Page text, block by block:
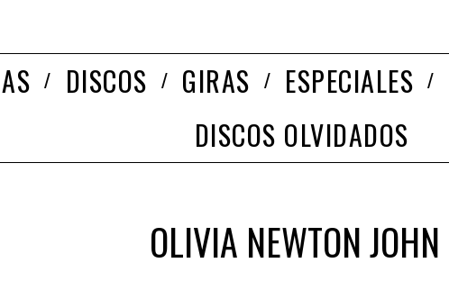
DISCOS GIRAS ESPECIALES
DISCOS OLVIDADOS
OLIVIA NEWTON JOHN